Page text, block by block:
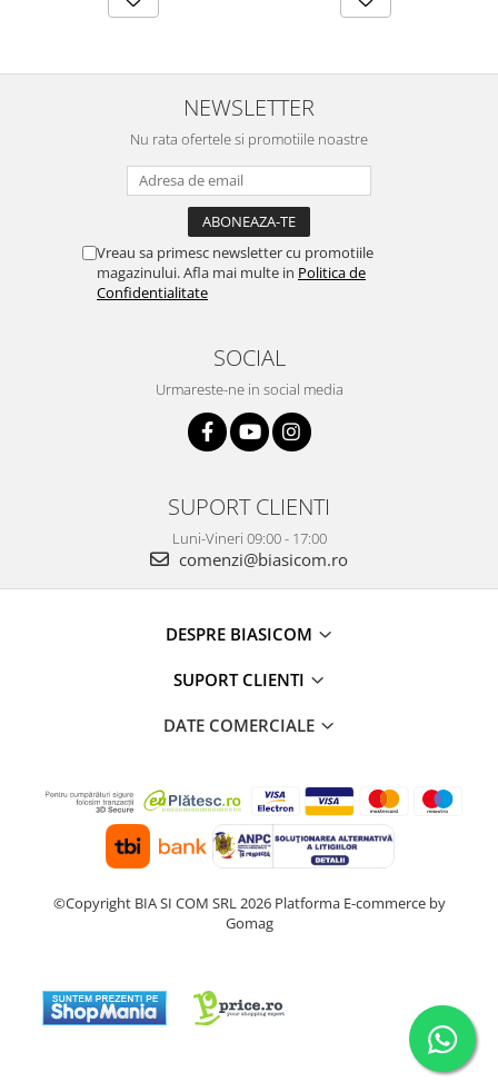
NEWSLETTER
Nu rata ofertele si promotiile noastre
Vreau sa primesc newsletter cu promotiile
magazinului. Afla mai multe in Politica de
Confidentialitate
SOCIAL
Urmareste-ne in social media
SUPORT CLIENTI
Luni-Vineri 09:00 - 17:00
comenzi@biasicom.ro
DESPRE BIASICOM
SUPORT CLIENTI
DATE COMERCIALE
©Copyright BIA SI COM SRL 2026 Platforma E-commerce by
Gomag